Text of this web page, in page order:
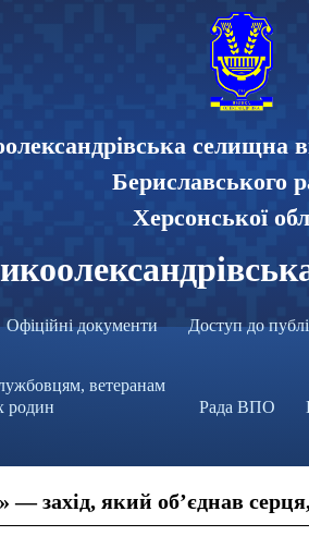
селищна
Бериславського
Херсонської
Офіційні документи Доступ до
ветеранам
родин
Рада ВПО
— захід, який об’єднав